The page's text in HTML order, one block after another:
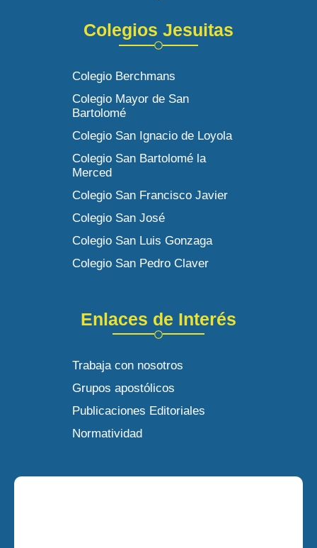
Colegios Jesuitas
Colegio Berchmans
Colegio Mayor de San
Bartolomé
Colegio San Ignacio de Loyola
Colegio San Bartolomé la
Merced
Colegio San Francisco Javier
Colegio San José
Colegio San Luis Gonzaga
Colegio San Pedro Claver
Enlaces de Interés
Trabaja con nosotros
Grupos apostólicos
Publicaciones Editoriales
Normatividad